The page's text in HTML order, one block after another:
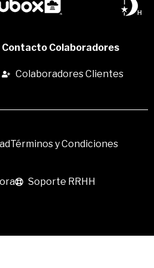
Contacto Colaboradores
Colaboradores Clientes
Términos y Condiciones
Soporte RRHH